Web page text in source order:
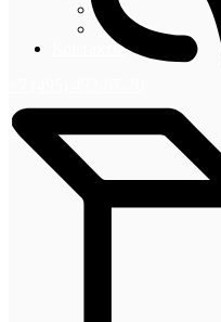
Блог
Новости
Контакты